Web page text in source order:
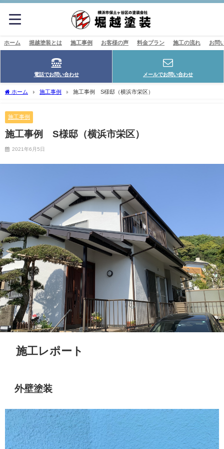
ホーム 堀越塗装とは 施工事例 お客様の声 料金プラン 施工の流れ お問
電話でお問い合わせ メールでお問い合わせ
ホーム 施工事例 施工事例 S様邸（横浜市栄区）
施工事例
施工事例 S様邸（横浜市栄区）
2021年6月5日
施工レポート
外壁塗装